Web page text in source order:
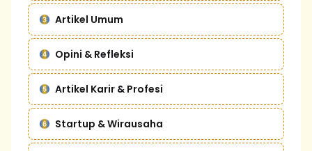
Artikel Umum
Opini & Refleksi
Artikel Karir & Profesi
Startup & Wirausaha